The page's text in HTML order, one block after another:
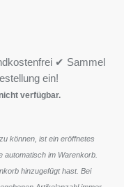
✔ Sammel
ein!
verfügbar.
können, ist ein eröffnetes
automatisch im Warenkorb.
hinzugefügt hast. Bei